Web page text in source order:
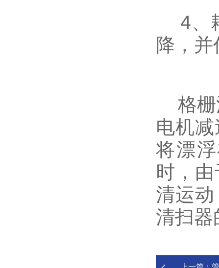
4、
降，
格栅
电机
将漂
时，
清运
清扫器